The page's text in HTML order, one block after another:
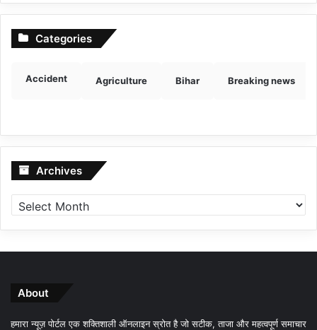
Categories
Accident Agriculture Bihar Breaking news
Archives Archives
About
हमारा न्यूज़ पोर्टल एक शक्तिशाली ऑनलाइन स्रोत है जो सटीक, ताजा और महत्वपूर्ण समाचार